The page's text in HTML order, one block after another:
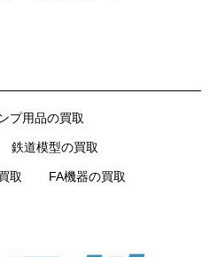
プ用品の買取
鉄道模型の買取
取 FA機器の買取